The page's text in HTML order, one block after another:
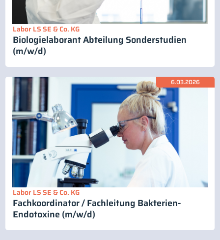
Labor LS SE & Co. KG
Biologielaborant Abteilung Sonderstudien
(m/w/d)
6.03.2026
Labor LS SE & Co. KG
Fachkoordinator / Fachleitung Bakterien-
Endotoxine (m/w/d)